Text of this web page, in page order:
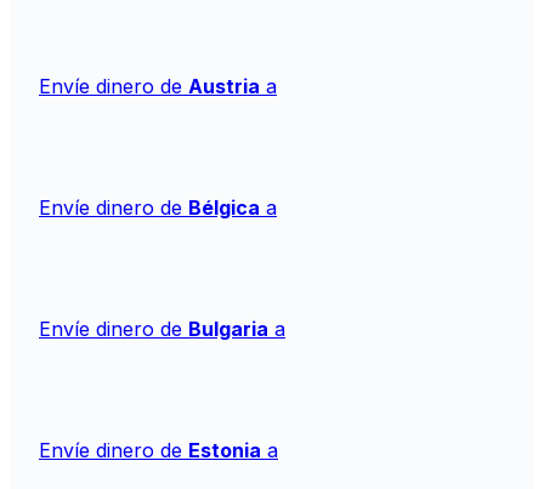
Envíe dinero de Austria a
Envíe dinero de Bélgica a
Envíe dinero de Bulgaria a
Envíe dinero de Estonia a